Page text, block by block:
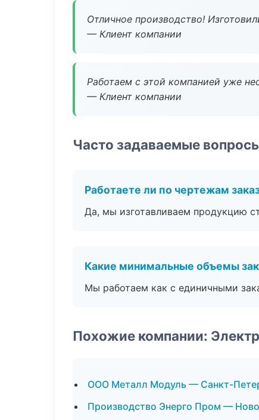
Отличное производство!
— Клиент компании
Работаем с этой компанией уже
— Клиент компании
Часто задаваемые
Работаете ли по чертежам
Да, мы изготавливаем продукцию
Какие минимальные объемы
Мы работаем как с единичными
Похожие компании:
ООО Металл Модуль — Санкт-
Производство Энерго Пром —